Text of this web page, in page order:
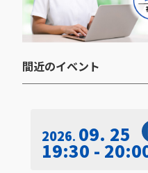
間近のイベント​
2026 09. 25
19:30 -